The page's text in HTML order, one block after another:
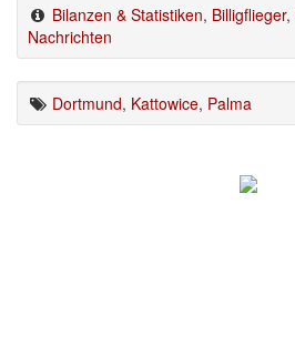
Bilanzen & Statistiken, Billigflieger,
Nachrichten
Dortmund, Kattowice, Palma